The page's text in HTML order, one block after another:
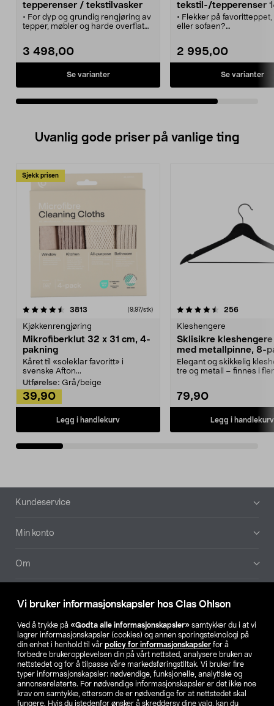
Vi bruker informasjonskapsler hos Clas Ohlson
Ved å trykke på «Godta alle informasjonskapsler» samtykker du i at vi
lagrer informasjonskapsler (cookies) og annen sporingsteknologi på
din enhet i henhold til vår policy for informasjonskapsler for å
forbedre brukeropplevelsen din på vårt nettsted, analysere bruken av
nettstedet og for å tilpasse våre markedsføringstiltak. Vi bruker fire
typer informasjonskapsler: nødvendige, funksjonelle, analytiske og
annonserelaterte. For nødvendige informasjonskapsler er det ikke noe
krav om samtykke, ettersom de er nødvendige for at nettstedet skal
fungere. Hvis du istedenfor ønsker å skreddersy dine valg, kan du
tepperenser / tekstilvasker
• For dyp og grundig rengjøring av
tepper, møbler og harde overflater.
maskin.
• Sprayfunksjon som først løser
opp skittet og deretter suger opp
munnstykketeknologi som
naturstein og linoleumsgulv.
3 498,00
Se varianter
tekstil-/tepperenser
• Flekker på
eller sofaen?
suger opp væsken.
• Grundig fjerning av fett,
2 995,00
Se varianter
Uvanlig gode priser på vanlige ting
Sjekk prisen
3813 anmeldelser(9,97/stk)
Kjøkkenrengjøring
Mikrofiberklut 32 x 31 cm, 4-
pakning
Kåret til «soleklar favoritt» i
svenske Afton...
Utførelse: Grå/beige
39,90
Legg i handlekurv
4.5av 5 stjerner 256
Kleshengere
Sklisikre
med metallpinne, 8-
Elegant og skikkelig
tre og metall – finnes i
79,90
Legg i handlekurv
4.5av 5 stjerner
Bunntekst
Kundeservice
Min konto
Om
Våre selskaper
Finn din butikk
SE NO FI